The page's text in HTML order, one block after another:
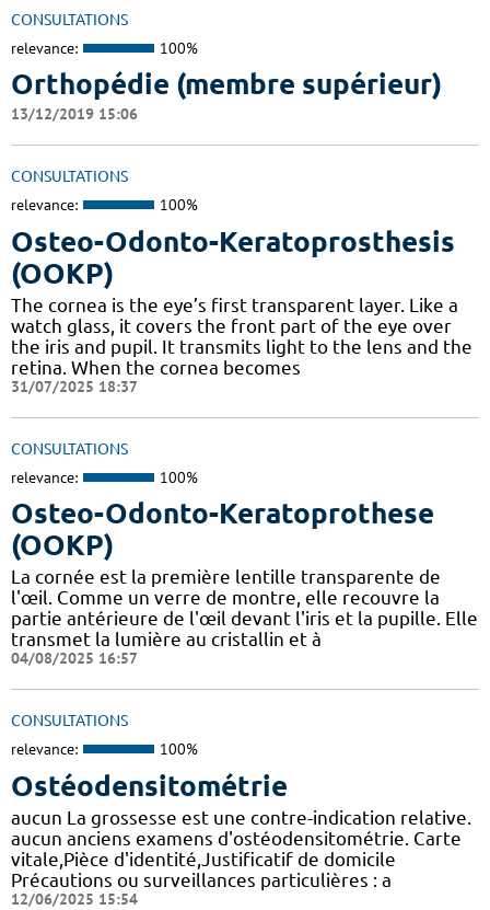
CONSULTATIONS
relevance: 100%
Orthopédie (membre supérieur)
13/12/2019 15:06
CONSULTATIONS
relevance: 100%
Osteo-Odonto-Keratoprosthesis
(OOKP)
The cornea is the eye’s first transparent layer. Like a
watch glass, it covers the front part of the eye over
the iris and pupil. It transmits light to the lens and the
retina. When the cornea becomes
31/07/2025 18:37
CONSULTATIONS
relevance: 100%
Osteo-Odonto-Keratoprothese
(OOKP)
La cornée est la première lentille transparente de
l'œil. Comme un verre de montre, elle recouvre la
partie antérieure de l'œil devant l'iris et la pupille. Elle
transmet la lumière au cristallin et à
04/08/2025 16:57
CONSULTATIONS
relevance: 100%
Ostéodensitométrie
aucun La grossesse est une contre-indication relative.
aucun anciens examens d'ostéodensitométrie. Carte
vitale,Pièce d'identité,Justificatif de domicile
Précautions ou surveillances particulières : a
12/06/2025 15:54